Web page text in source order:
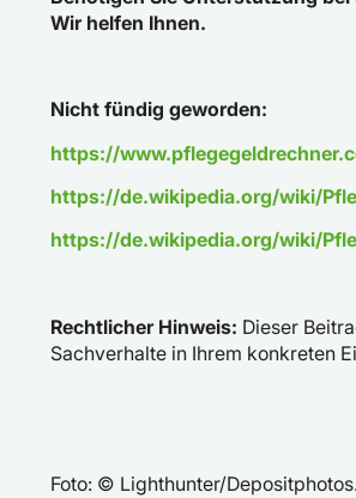
Wir helfen Ihnen.
Nicht fündig geworden:
https://
https://de.wikipedia.org/wiki/
https://de.wikipedia.org/wiki/
Rechtlicher Hinweis: Dieser
Sachverhalte in Ihrem konkreten
Foto: © Lighthunter/